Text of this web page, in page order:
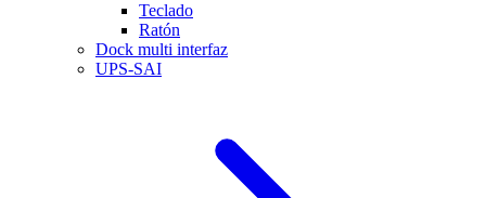
Teclado
Ratón
Dock multi interfaz
UPS-SAI